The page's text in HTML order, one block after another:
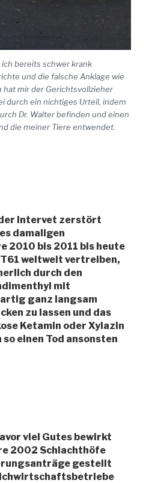
bereits schwer krank
und die falsche Anklage wie
mir der Gerichtsvollzieher
durch ein nichtiges Urteil, indem
Dr. Walter befinden und einen
die meiner Tiere entwendet.
der Intervet zerstört
damaligen
2010 bis 2011 bis heute
weltweit vertreiben,
durch den
mit
ganz langsam
zu lassen und das
Ketamin oder Xylazin
einen Tod ansonsten
viel Gutes bewirkt
2002 Schlachthöfe
gestellt